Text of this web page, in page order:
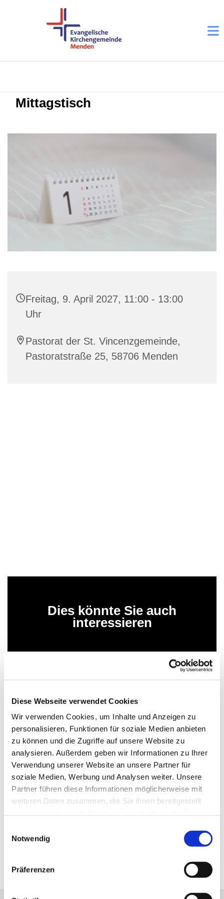
Diese Webseite verwendet Cookies
Wir verwenden Cookies, um Inhalte und Anzeigen zu
personalisieren, Funktionen für soziale Medien anbieten
zu können und die Zugriffe auf unsere Website zu
analysieren. Außerdem geben wir Informationen zu Ihrer
Verwendung unserer Website an unsere Partner für
soziale Medien, Werbung und Analysen weiter. Unsere
Partner führen diese Informationen möglicherweise mit
weiteren Daten zusammen, die Sie ihnen bereitgestellt
Notwendig
Präferenzen
Mittagstisch
Freitag, 9. April 2027, 11:00 - 13:00
Uhr
Pastorat der St. Vincenzgemeinde,
Pastoratstraße 25, 58706 Menden
Dies könnte Sie auch
interessieren